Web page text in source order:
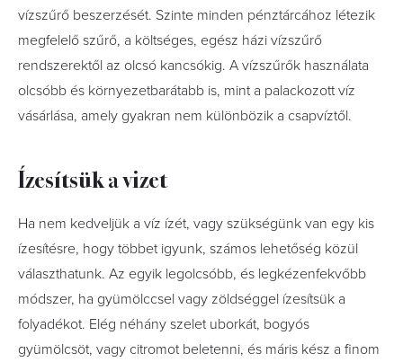
vízszűrő beszerzését. Szinte minden pénztárcához létezik
megfelelő szűrő, a költséges, egész házi vízszűrő
rendszerektől az olcsó kancsókig. A vízszűrők használata
olcsóbb és környezetbarátabb is, mint a palackozott víz
vásárlása, amely gyakran nem különbözik a csapvíztől.
Ízesítsük a vizet
Ha nem kedveljük a víz ízét, vagy szükségünk van egy kis
ízesítésre, hogy többet igyunk, számos lehetőség közül
választhatunk. Az egyik legolcsóbb, és legkézenfekvőbb
módszer, ha gyümölccsel vagy zöldséggel ízesítsük a
folyadékot. Elég néhány szelet uborkát, bogyós
gyümölcsöt, vagy citromot beletenni, és máris kész a finom